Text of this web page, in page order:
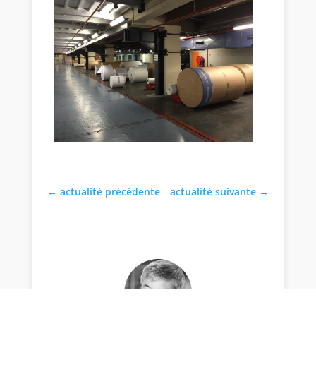
←actualité précédente actualité suivante→